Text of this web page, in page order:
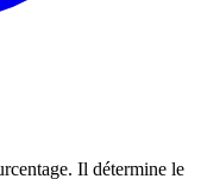
Il détermine le